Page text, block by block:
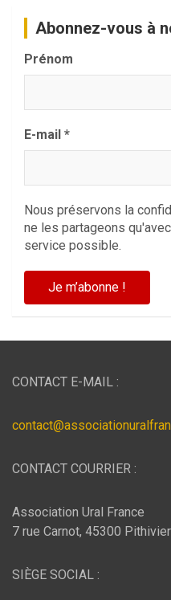
Abonnez-vous à
Prénom
E-mail *
Nous préservons la
ne les partageons
service possible.
CONTACT E-MAIL :
CONTACT COURRIER :
Association Ural France
7 rue Carnot, 45300
SIÈGE SOCIAL :